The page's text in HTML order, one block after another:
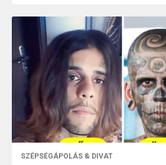
SZÉPSÉGÁPOLÁS & DIVAT